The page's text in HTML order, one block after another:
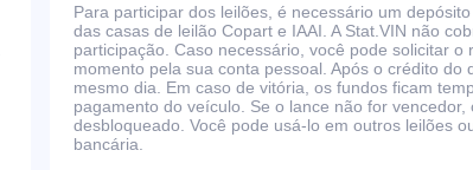
Para participar dos leilões, é necessário um
das casas de leilão Copart e IAAI. A Stat.VIN não
participação. Caso necessário, você pode solicitar
momento pela sua conta pessoal. Após o crédito do
mesmo dia. Em caso de vitória, os fundos ficam
pagamento do veículo. Se o lance não for
desbloqueado. Você pode usá-lo em outros leilões
bancária.